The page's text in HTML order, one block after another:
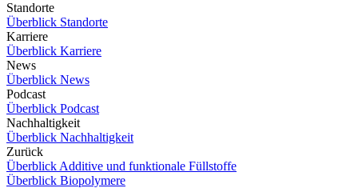
Standorte
Überblick Standorte
Karriere
Überblick Karriere
News
Überblick News
Podcast
Überblick Podcast
Nachhaltigkeit
Überblick Nachhaltigkeit
Zurück
Überblick Additive und funktionale Füllstoffe
Überblick Biopolymere